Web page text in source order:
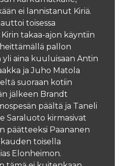
ei lannistanut Kiriä.
toisessa
takaa-ajon käyntiin
pallon
yli aina kuuluisaan Antin
ja Juho Matola
suoraan kotiin
jälkeen Brandt
päältä ja Taneli
Saraluoto kirmasivat
päätteeksi Paananen
toisella
Elonheimon.